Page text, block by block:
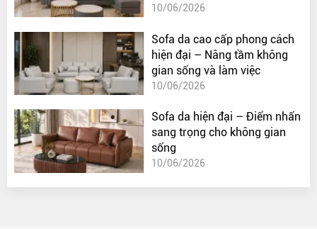
10/06/2026
Sofa da cao cấp phong cách
hiện đại – Nâng tầm không
gian sống và làm việc
10/06/2026
Sofa da hiện đại – Điểm nhấn
sang trọng cho không gian
sống
10/06/2026